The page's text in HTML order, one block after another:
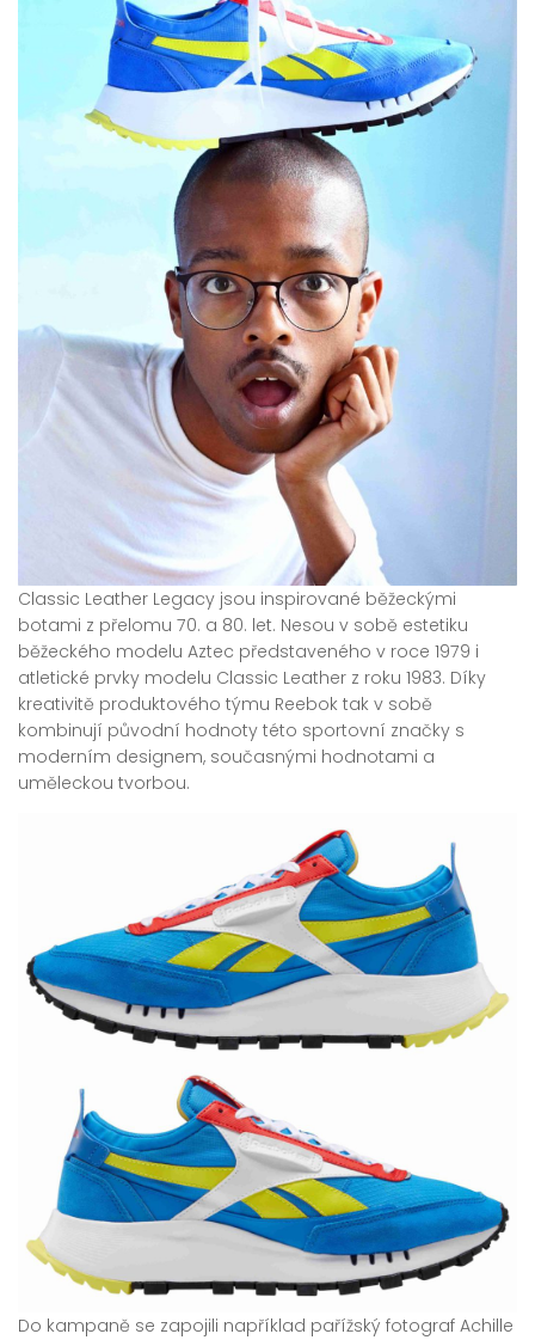
Classic Leather Legacy jsou inspirované běžeckými
botami z přelomu 70. a 80. let. Nesou v sobě estetiku
běžeckého modelu Aztec představeného v roce 1979 i
atletické prvky modelu Classic Leather z roku 1983. Díky
kreativitě produktového týmu Reebok tak v sobě
kombinují původní hodnoty této sportovní značky s
moderním designem, současnými hodnotami a
uměleckou tvorbou.
Do kampaně se zapojili například pařížský fotograf Achille